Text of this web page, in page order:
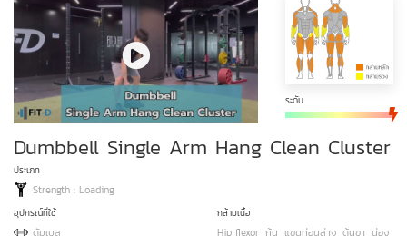
ระดับ
Dumbbell Single Arm Hang Clean Cluster
ประเภท
Strength : Loading
อุปกรณ์ที่ใช้
ดัมเบล
กล้ามเนื้อ
Hip flexor ก้น แขนท่อนล่าง ต้นขา น่อง